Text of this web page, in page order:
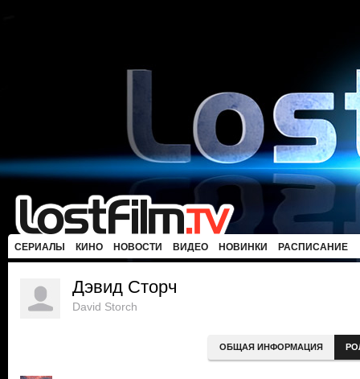
СЕРИАЛЫ КИНО НОВОСТИ ВИДЕО НОВИНКИ РАСПИСАНИЕ
Дэвид Сторч
David Storch
ОБЩАЯ ИНФОРМАЦИЯ